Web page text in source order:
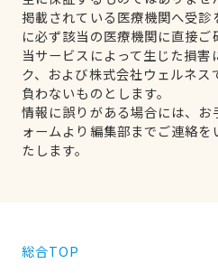
掲載されている医療機関へ受
に必ず該当の医療機関に直接ご
当サービスによって生じた損害
ク、および株式会社ウェルネ
負わないものとします。
情報に誤りがある場合には、
ォームより編集部までご連絡
たします。
総合TOP